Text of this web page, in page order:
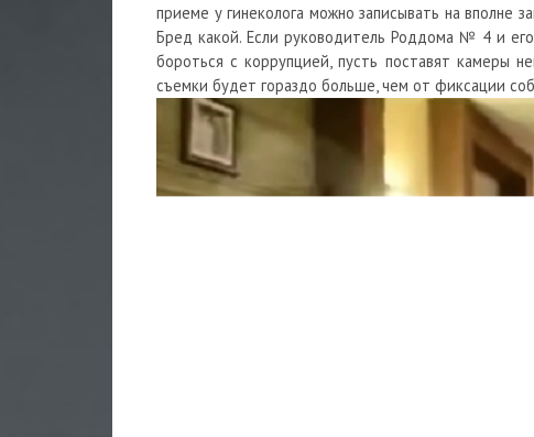
приеме у гинеколога можно записывать на вполне
Бред какой. Если руководитель Роддома № 4 и его
бороться с коррупцией, пусть поставят камеры
съемки будет гораздо больше, чем от фиксации